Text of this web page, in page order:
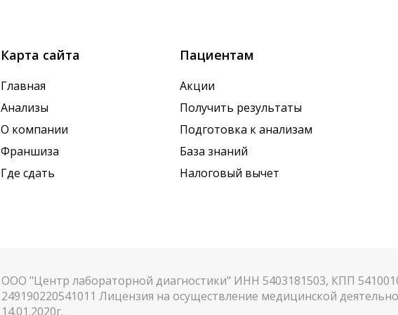
Карта сайта
Главная
Анализы
О компании
Франшиза
Где сдать
Пациентам
Акции
Получить результаты
Подготовка к анализам
База знаний
Налоговый вычет
ООО "Центр лабораторной диагностики" ИНН 5403181503, КПП
249190220541011 Лицензия на осуществление медицинской
14.01.2020г.